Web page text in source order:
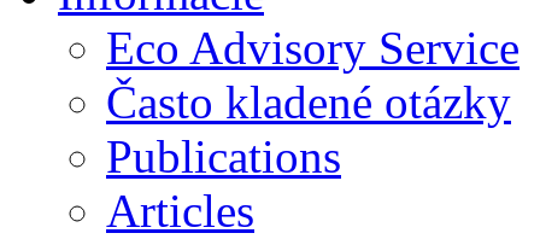
Eco Advisory Service
Často kladené otázky
Publications
Articles